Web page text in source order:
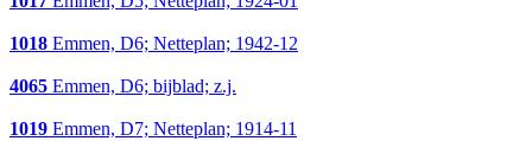
1018 Emmen, D6; Netteplan; 1942-12
4065 Emmen, D6; bijblad; z.j.
1019 Emmen, D7; Netteplan; 1914-11